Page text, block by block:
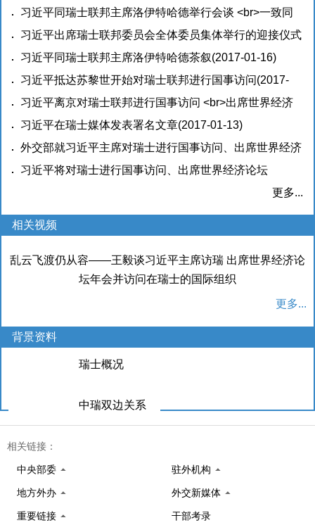
夫贝尔格(2017-01-16)
习近平同瑞士联邦主席洛伊特哈德举行会谈 <br>一致同
意推动中瑞关系实现更好发展(2017-01-16)
习近平出席瑞士联邦委员会全体委员集体举行的迎接仪式
并致辞(2017-01-16)
习近平同瑞士联邦主席洛伊特哈德茶叙(2017-01-16)
习近平抵达苏黎世开始对瑞士联邦进行国事访问(2017-
01-15)
习近平离京对瑞士联邦进行国事访问 <br>出席世界经济
论坛2017年年会并访问在瑞士的国际组织(2017-01-15)
习近平在瑞士媒体发表署名文章(2017-01-13)
外交部就习近平主席对瑞士进行国事访问、出席世界经济
论坛2017年年会并访问瑞士国际组织举行中外媒体吹风
习近平将对瑞士进行国事访问、出席世界经济论坛
更多...
相关视频
乱云飞渡仍从容——王毅谈习近平主席访瑞 出席世界经济论
坛年会并访问在瑞士的国际组织
更多...
背景资料
瑞士概况
中瑞双边关系
相关链接：
中央部委 驻外机构
地方外办 外交新媒体
重要链接 干部考录